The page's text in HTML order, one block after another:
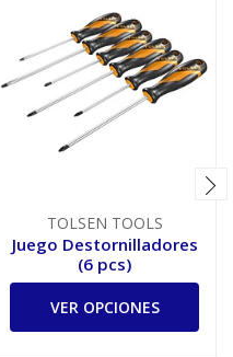
TOLSEN TOOLS
Juego Destornilladores
(6 pcs)
VER OPCIONES